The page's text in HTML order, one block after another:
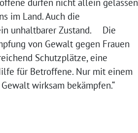
dürfen nicht allein gelassen
im Land. Auch die
unhaltbarer Zustand. Die
von Gewalt gegen Frauen
Schutzplätze, eine
für Betroffene. Nur mit einem
wirksam bekämpfen.“